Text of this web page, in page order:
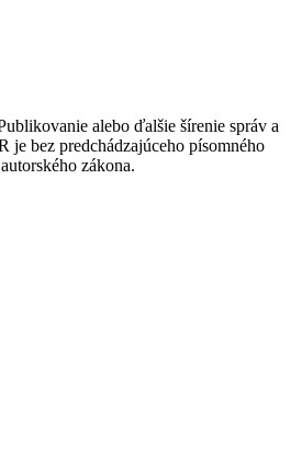
alebo ďalšie šírenie správ a
bez predchádzajúceho písomného
zákona.